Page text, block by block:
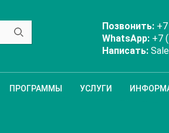
Позвонить:
WhatsApp: +7
Написать:
ПРОГРАММЫ УСЛУГИ